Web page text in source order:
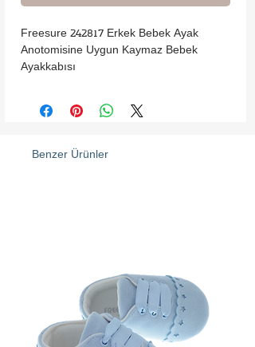
Freesure 242817 Erkek Bebek Ayak
Anotomisine Uygun Kaymaz Bebek
Ayakkabısı
Benzer Ürünler